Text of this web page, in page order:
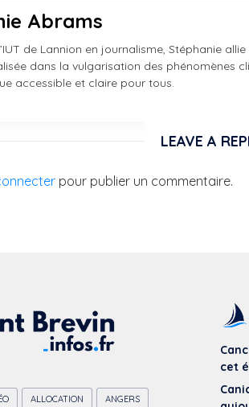
Abrams
de Lannion en journalisme, Stéphanie
dans la vulgarisation des phénomènes
accessible et claire pour tous.
LEAVE A
pour publier un commentaire.
ALLOCATION ANGERS
cet